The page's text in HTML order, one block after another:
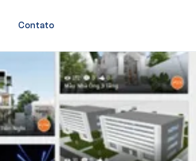
Contato